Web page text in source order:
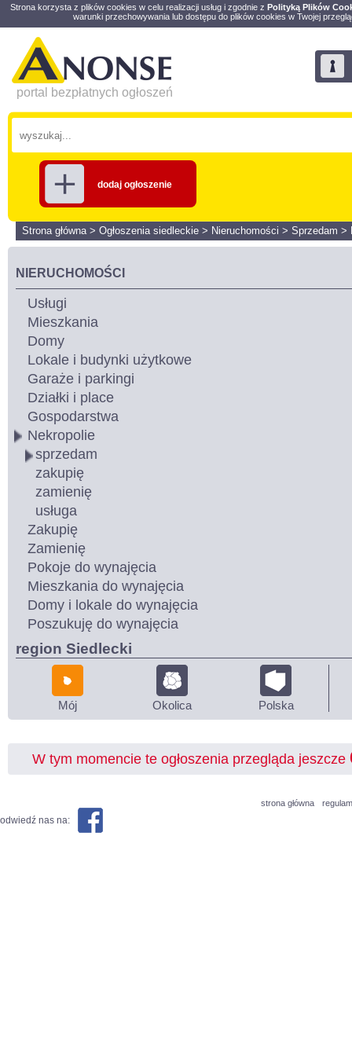
Strona korzysta z plików cookies w celu realizacji usług i zgodnie z Polityką Plików
warunki przechowywania lub dostępu do plików cookies w Twojej
portal bezpłatnych ogłoszeń
dodaj ogłoszenie
Strona główna> Ogłoszenia siedleckie > Nieruchomości > Sprzedam >
NIERUCHOMOŚCI
Usługi
Mieszkania
Domy
Lokale i budynki użytkowe
Garaże i parkingi
Działki i place
Gospodarstwa
Nekropolie
sprzedam
zakupię
zamienię
usługa
Zakupię
Zamienię
Pokoje do wynajęcia
Mieszkania do wynajęcia
Domy i lokale do wynajęcia
Poszukuję do wynajęcia
region Siedlecki
Mój Okolica Polska
W tym momencie te ogłoszenia przegląda jeszcze
strona główna
odwiedź nas na: